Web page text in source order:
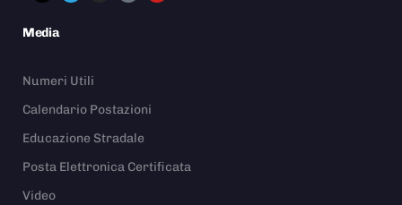
Media
Numeri Utili
Calendario Postazioni
Educazione Stradale
Posta Elettronica Certificata
Video